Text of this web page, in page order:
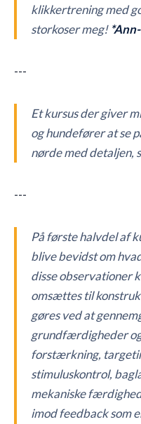
klikkertrening med
storkoser meg!
---
Et kursus der giver
og hundefører at se
nørde med detaljen,
---
På første halvdel af
blive bevidst om
disse observationer
omsættes til
gøres ved at
grundfærdigheder
forstærkning,
stimuluskontrol,
mekaniske
imod feedback som